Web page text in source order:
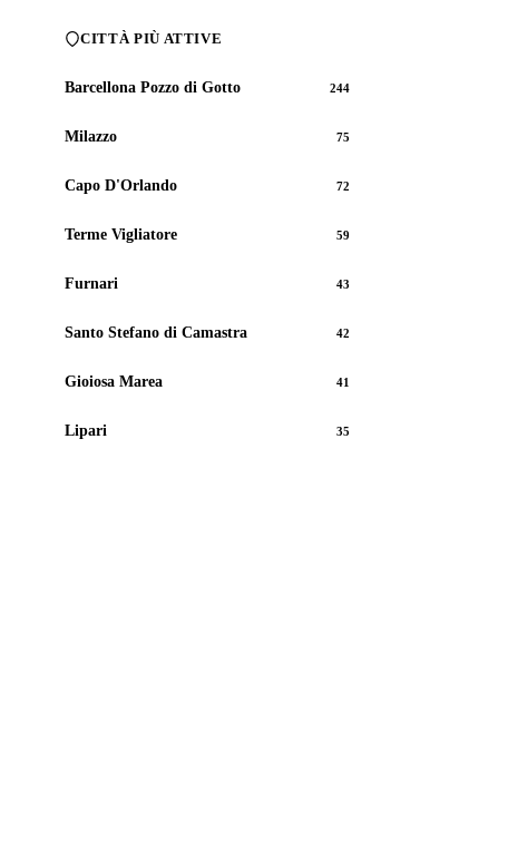
CITTÀ PIÙ ATTIVE
Barcellona Pozzo di Gotto 244
Milazzo 75
Capo D'Orlando 72
Terme Vigliatore 59
Furnari 43
Santo Stefano di Camastra 42
Gioiosa Marea 41
Lipari 35